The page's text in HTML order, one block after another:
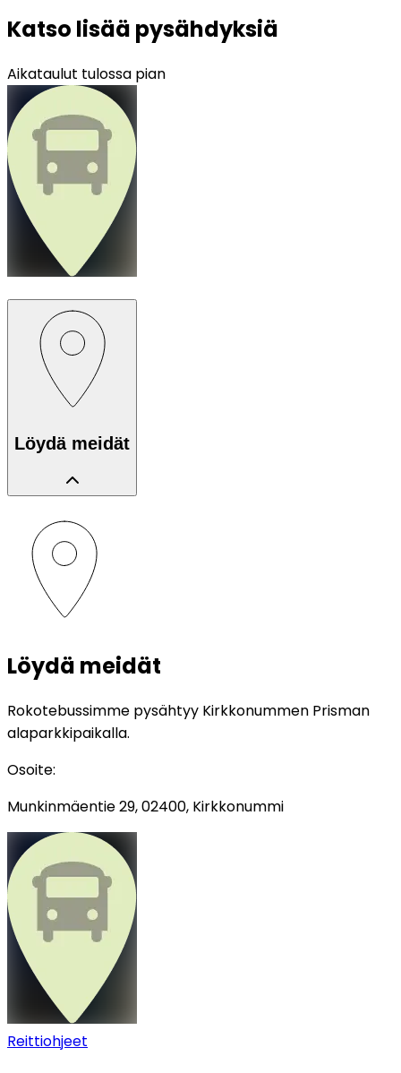
Katso lisää pysähdyksiä
Aikataulut tulossa pian
Löydä meidät
Löydä meidät
Rokotebussimme pysähtyy Kirkkonummen Prisman
alaparkkipaikalla.
Osoite:
Munkinmäentie 29, 02400, Kirkkonummi
Reittiohjeet